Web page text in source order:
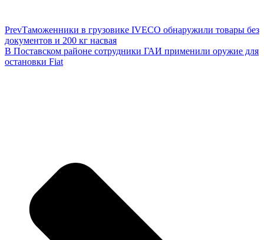
PrevТаможенники в грузовике IVECO обнаружили товары без
документов и 200 кг насвая
В Поставском районе сотрудники ГАИ применили оружие для
остановки Fiat